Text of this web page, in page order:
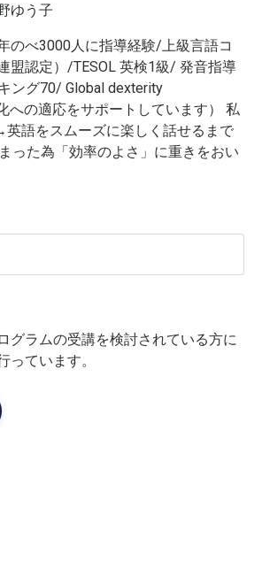
ゆう子
のべ3000人に指導経験/上級言語コ
盟認定）/TESOL 英検1級/ 発音指導
ング70/ Global dexterity
への適応をサポートしています） 私
英語をスムーズに楽しく話せるまで
った為「効率のよさ」に重きをおい
グラムの受講を検討されている方に
っています。